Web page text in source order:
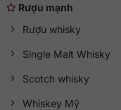
Rượu mạnh
Rượu whisky
Single Malt Whisky
Scotch whisky
Whiskey Mỹ